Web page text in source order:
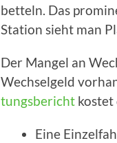
bet­teln. Das
Sta­ti­on sieht man
Der Man­gel an
Wech­sel­geld
tungs­be­richt kos­tet
Eine